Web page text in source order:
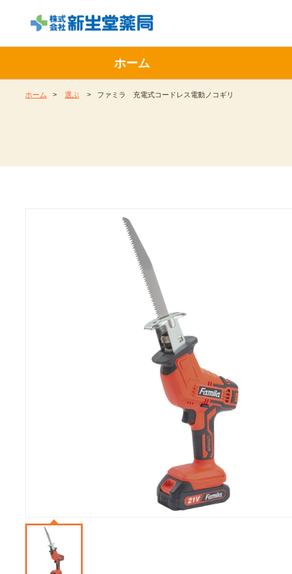
ホーム
ホーム > 選ぶ > ファミラ 充電式コードレス電動ノコギリ